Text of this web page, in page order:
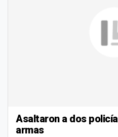
Asaltaron a dos
armas